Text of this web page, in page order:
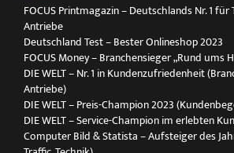
FOCUS Printmagazin – Deutschlands Nr. 1 für
Antriebe
Deutschland Test – Bester Onlineshop 2023
FOCUS Money – Branchensieger „Rund ums
DIE WELT – Nr. 1 in Kundenzufriedenheit
Antriebe)
DIE WELT – Preis-Champion 2023
DIE WELT – Service-Champion im erlebten
Computer Bild & Statista – Aufsteiger des